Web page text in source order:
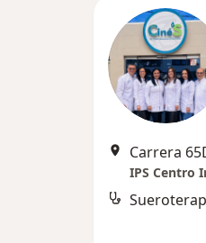
Carrera
IPS Centro